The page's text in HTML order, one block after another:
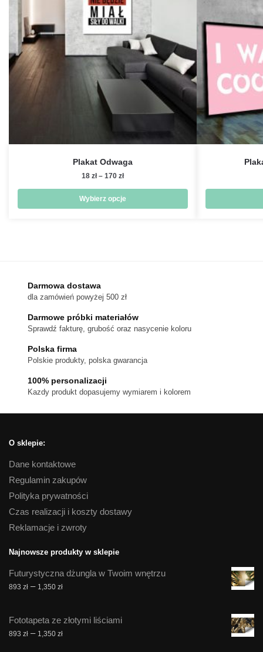
Plakat Odwaga
18 zł – 170 złZakres
od
18 zł
Wybierz opcje
można
wybrać
na
produktu
Darmowa dostawa
dla zamówień powyżej 500 zł
Darmowe próbki materiałów
Sprawdź fakturę, grubość oraz nasycenie koloru
Polska firma
Polskie produkty, polska gwarancja
100% personalizacji
Kazdy produkt dopasujemy wymiarem i kolorem
O sklepie:
Dane kontaktowe
Regulamin zakupów
Polityka prywatności
Czas realizacji i koszty dostawy
Reklamacje i zwroty
Najnowsze produkty w sklepie
Futurystyczna dżungla w Twoim wnętrzu
893 zł – 1,350 złZakres
893 zł
do
Fototapeta ze złotymi liściami
893 zł – 1,350 złZakres